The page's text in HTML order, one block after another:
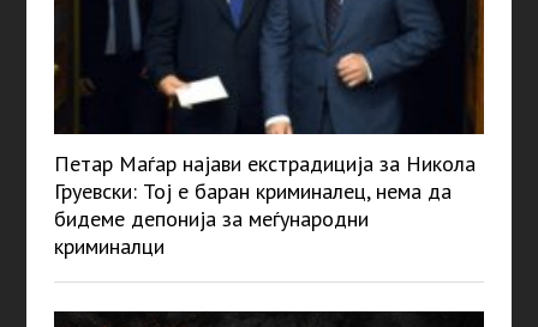
Петар Маѓар најави екстрадиција за Никола
Груевски: Тој е баран криминалец, нема да
бидеме депонија за меѓународни
криминалци